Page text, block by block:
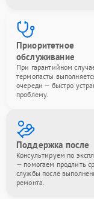
Приоритетное
обслуживание
При гарантийном
термопасты
очереди — быстро
проблему.
Поддержка после
Консультируем по
— помогаем продлить
службы после
ремонта.